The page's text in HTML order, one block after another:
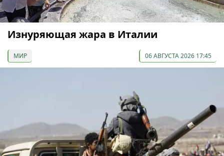
Изнуряющая жара в Италии
МИР 06 АВГУСТА 2026 17:45